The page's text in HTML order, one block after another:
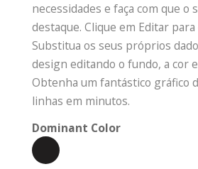
necessidades e faça com que o
destaque. Clique em Editar para
Substitua os seus próprios
design editando o fundo, a cor
Obtenha um fantástico gráfico
linhas em minutos.
Dominant Color